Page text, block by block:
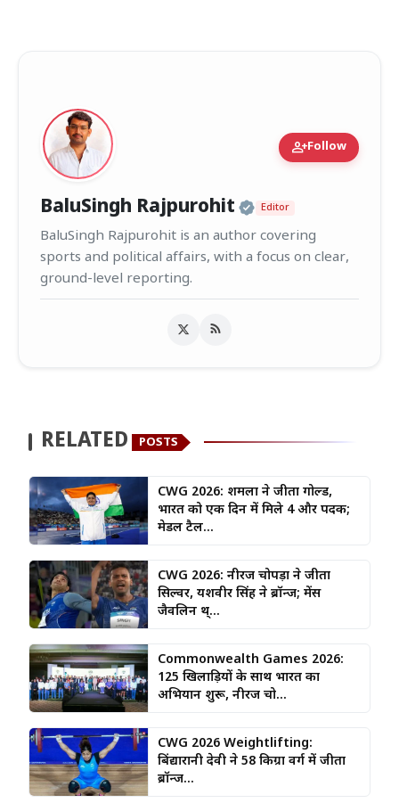
person_addFollow
BaluSingh Rajpurohit Official |
Editor
BaluSingh Rajpurohit is an author covering
sports and political affairs, with a focus on clear,
ground-level reporting.
RELATED POSTS
CWG 2026: शर्मिला ने जीता गोल्ड,
भारत को एक दिन में मिले 4 और पदक;
मेडल टैल...
CWG 2026: नीरज चोपड़ा ने जीता
सिल्वर, यशवीर सिंह ने ब्रॉन्ज; मेंस
जैवलिन थ्...
Commonwealth Games 2026:
125 खिलाड़ियों के साथ भारत का
अभियान शुरू, नीरज चो...
CWG 2026 Weightlifting:
बिंद्यारानी देवी ने 58 किग्रा वर्ग में जीता
ब्रॉन्ज...